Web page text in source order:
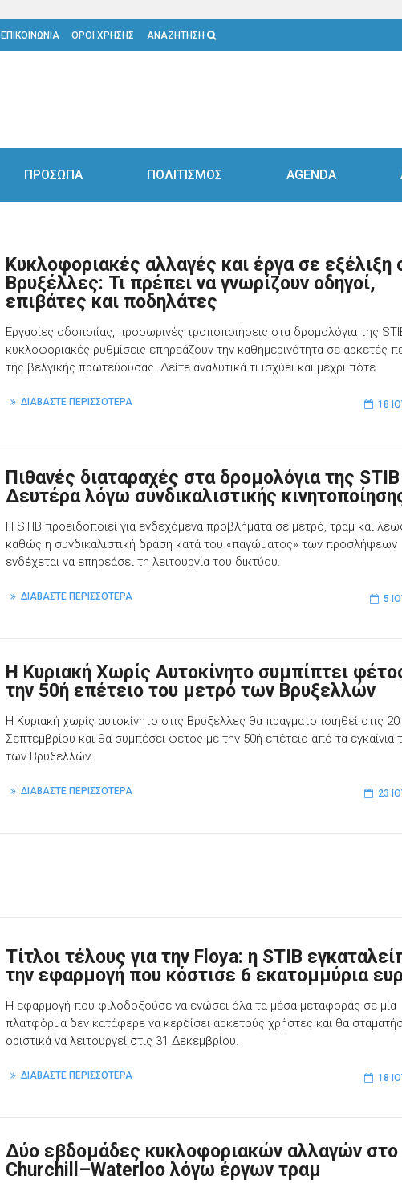
ΕΠΙΚΟΙΝΩΝΙΑ ΟΡΟΙ ΧΡΗΣΗΣ ΑΝΑΖΗΤΗΣΗ
ΠΡΟΣΩΠΑ ΠΟΛΙΤΙΣΜΟΣ AGENDA
Κυκλοφοριακές αλλαγές και έργα σε εξέλιξη
Βρυξέλλες: Τι πρέπει να γνωρίζουν οδηγοί,
επιβάτες και ποδηλάτες
Εργασίες οδοποιίας, προσωρινές τροποποιήσεις στα δρομολόγια της
κυκλοφοριακές ρυθμίσεις επηρεάζουν την καθημερινότητα σε αρκετές
της βελγικής πρωτεύουσας. Δείτε αναλυτικά τι ισχύει και μέχρι πότε.
ΔΙΑΒΑΣΤΕ ΠΕΡΙΣΣΟΤΕΡΑ 18
Πιθανές διαταραχές στα δρομολόγια της
Δευτέρα λόγω συνδικαλιστικής
Η STIB προειδοποιεί για ενδεχόμενα προβλήματα σε μετρό, τραμ και
καθώς η συνδικαλιστική δράση κατά του «παγώματος» των προσλήψεων
ενδέχεται να επηρεάσει τη λειτουργία του δικτύου.
ΔΙΑΒΑΣΤΕ ΠΕΡΙΣΣΟΤΕΡΑ 5
Η Κυριακή Χωρίς Αυτοκίνητο συμπίπτει
την 50ή επέτειο του μετρό των Βρυξελλών
Η Κυριακή χωρίς αυτοκίνητο στις Βρυξέλλες θα πραγματοποιηθεί στις 20
Σεπτεμβρίου και θα συμπέσει φέτος με την 50ή επέτειο από τα εγκαίνια
των Βρυξελλών.
ΔΙΑΒΑΣΤΕ ΠΕΡΙΣΣΟΤΕΡΑ 23
Τίτλοι τέλους για την Floya: η STIB
την εφαρμογή που κόστισε 6 εκατομμύρια
Η εφαρμογή που φιλοδοξούσε να ενώσει όλα τα μέσα μεταφοράς σε μία
πλατφόρμα δεν κατάφερε να κερδίσει αρκετούς χρήστες και θα
οριστικά να λειτουργεί στις 31 Δεκεμβρίου.
ΔΙΑΒΑΣΤΕ ΠΕΡΙΣΣΟΤΕΡΑ 18
Δύο εβδομάδες κυκλοφοριακών αλλαγών στο
Churchill–Waterloo λόγω έργων τραμ